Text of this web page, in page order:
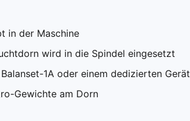
in der Maschine
wird in die Spindel eingesetzt
1A oder einem dedizierten Gerät
Gewichte am Dorn